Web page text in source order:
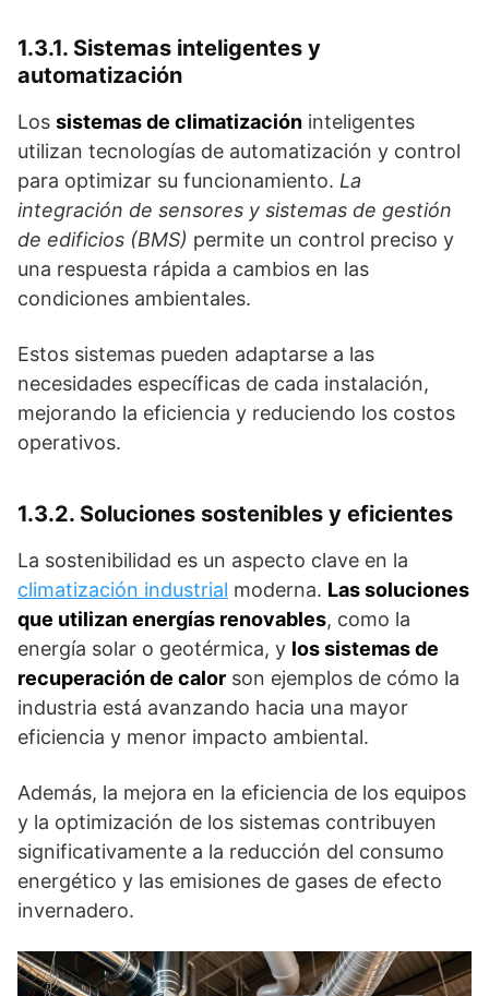
1.3.1. Sistemas inteligentes y
automatización
Los sistemas de climatización inteligentes
utilizan tecnologías de automatización y control
para optimizar su funcionamiento. La
integración de sensores y sistemas de gestión
de edificios (BMS) permite un control preciso y
una respuesta rápida a cambios en las
condiciones ambientales.
Estos sistemas pueden adaptarse a las
necesidades específicas de cada instalación,
mejorando la eficiencia y reduciendo los costos
operativos.
1.3.2. Soluciones sostenibles y eficientes
La sostenibilidad es un aspecto clave en la
climatización industrial moderna. Las soluciones
que utilizan energías renovables, como la
energía solar o geotérmica, y los sistemas de
recuperación de calor son ejemplos de cómo la
industria está avanzando hacia una mayor
eficiencia y menor impacto ambiental.
Además, la mejora en la eficiencia de los equipos
y la optimización de los sistemas contribuyen
significativamente a la reducción del consumo
energético y las emisiones de gases de efecto
invernadero.